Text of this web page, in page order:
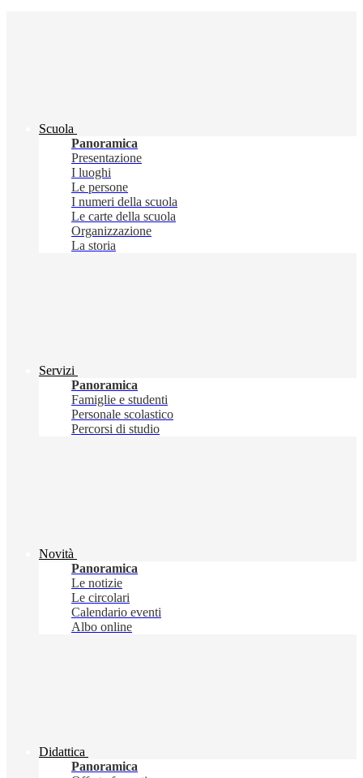
Scuola
Panoramica
Presentazione
I luoghi
Le persone
I numeri della scuola
Le carte della scuola
Organizzazione
La storia
Servizi
Panoramica
Famiglie e studenti
Personale scolastico
Percorsi di studio
Novità
Panoramica
Le notizie
Le circolari
Calendario eventi
Albo online
Didattica
Panoramica